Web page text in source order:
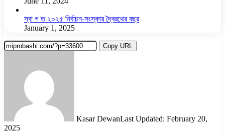
স্বা গ ত ২০২৫ নির্বাচন-সংস্কার দ্বৈরথের বছর
January 1, 2025
Copy URL
Kasar DewanLast Updated: February 20,
2025